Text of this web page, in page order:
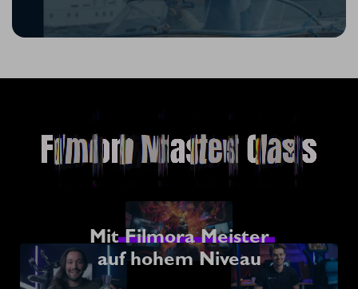
MitFilmora Meister
auf hohem Niveau